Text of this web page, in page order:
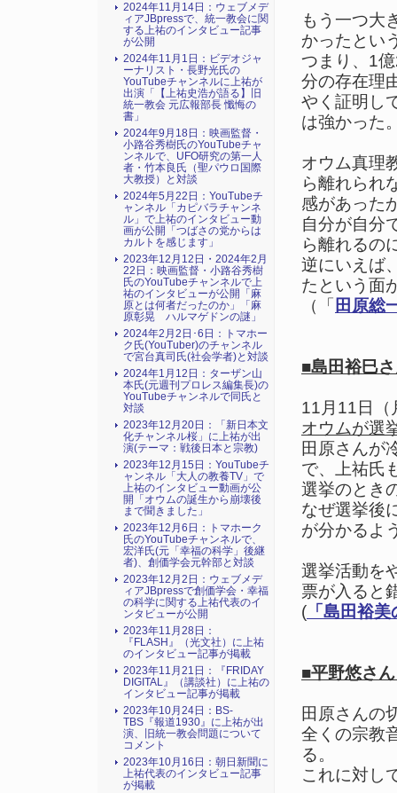
もう一つ大
かったとい
つまり、1
分の存在理
やく証明し
は強かった
オウム真理
ら離れられ
感があった
自分が自分
ら離れるの
逆にいえば
たという面
（「 田原総
■島田裕巳
11月11日（
オウムが選
田原さんが
で、上祐氏
選挙のとき
なぜ選挙後
が分かるよ
選挙活動を
票が入ると
( 「島田裕
■平野悠さ
田原さんの
全くの宗教
る。
これに対し
2024年11月14日：ウェブメデ
ィアJBpressで、統一教会に関
する上祐のインタビュー記事
が公開
2024年11月1日：ビデオジャ
ーナリスト・長野光氏の
YouTubeチャンネルに上祐が
出演「【上祐史浩が語る】旧
統一教会 元広報部長 懺悔の
書」
2024年9月18日：映画監督・
小路谷秀樹氏のYouTubeチャ
ンネルで、UFO研究の第一人
者・竹本良氏（聖パウロ国際
大教授）と対談
2024年5月22日：YouTubeチ
ャンネル「カピバラチャンネ
ル」で上祐のインタビュー動
画が公開「つばさの党からは
カルトを感じます」
2023年12月12日・2024年2月
22日：映画監督・小路谷秀樹
氏のYouTubeチャンネルで上
祐のインタビューが公開「麻
原とは何者だったのか」「麻
原彰晃 ハルマゲドンの謎」
2024年2月2日･6日：トマホー
ク氏(YouTuber)のチャンネル
で宮台真司氏(社会学者)と対談
2024年1月12日：ターザン山
本氏(元週刊プロレス編集長)の
YouTubeチャンネルで同氏と
対談
2023年12月20日：「新日本文
化チャンネル桜」に上祐が出
演(テーマ：戦後日本と宗教)
2023年12月15日：YouTubeチ
ャンネル「大人の教養TV」で
上祐のインタビュー動画が公
開「オウムの誕生から崩壊後
まで聞きました」
2023年12月6日：トマホーク
氏のYouTubeチャンネルで、
宏洋氏(元「幸福の科学」後継
者)、創価学会元幹部と対談
2023年12月2日：ウェブメデ
ィアJBpressで創価学会・幸福
の科学に関する上祐代表のイ
ンタビューが公開
2023年11月28日：
『FLASH』（光文社）に上祐
のインタビュー記事が掲載
2023年11月21日：『FRIDAY
DIGITAL』（講談社）に上祐の
インタビュー記事が掲載
2023年10月24日：BS-
TBS『報道1930』に上祐が出
演、旧統一教会問題について
コメント
2023年10月16日：朝日新聞に
上祐代表のインタビュー記事
が掲載